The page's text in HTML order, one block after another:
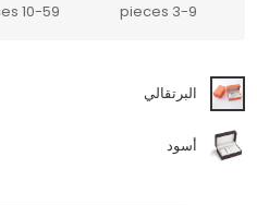
3-9 pieces
10-59 pieces
البرتقالي
أسود